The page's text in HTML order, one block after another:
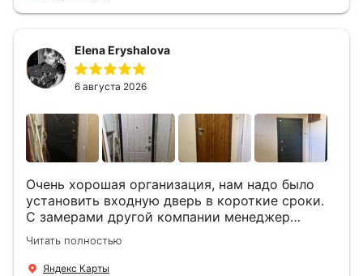
установили две двери, ответили на все
вопросы . Выполненной работой мы довольны.
Огромная всем благодарность!
Elena Eryshalova
6 августа 2026
Очень хорошая организация, нам надо было
установить входную дверь в короткие сроки.
С замерами другой компании менеджер
компании Филлип, быстро предоставил нам
варианты дверей, монтаж тоже был очень
четкий, позвонили, согласовали и установили
Читать полностью
Яндекс Карты